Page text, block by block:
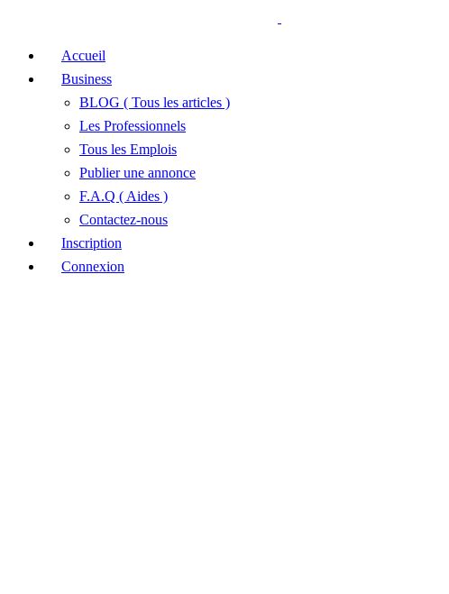
Accueil
Business
BLOG ( Tous les articles )
Les Professionnels
Tous les Emplois
Publier une annonce
F.A.Q ( Aides )
Contactez-nous
Inscription
Connexion